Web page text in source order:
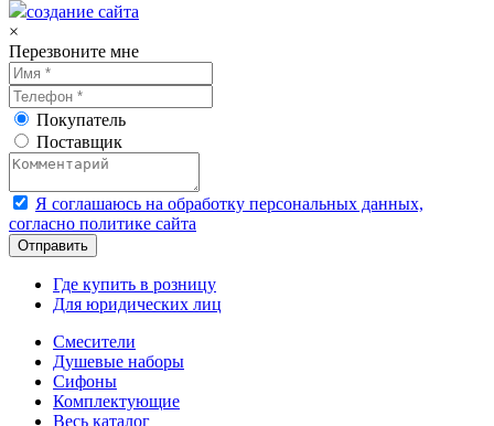
создание сайта
×
Перезвоните мне
Покупатель
Поставщик
Я соглашаюсь на обработку персональных данных,
согласно политике сайта
Где купить в розницу
Для юридических лиц
Смесители
Душевые наборы
Сифоны
Комплектующие
Весь каталог